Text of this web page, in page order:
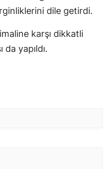
dile getirdi.
karşı dikkatli
da yapıldı.